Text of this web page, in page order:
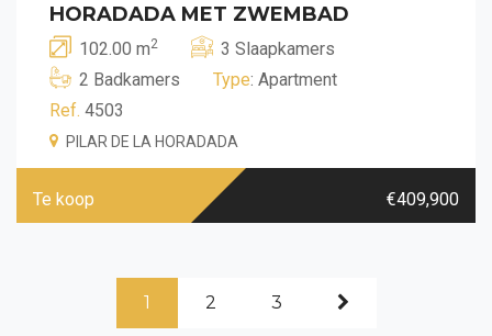
HORADADA MET ZWEMBAD
102.00 m2
3 Slaapkamers
2 Badkamers
Type: Apartment
Ref. 4503
PILAR DE LA HORADADA
Te koop €409,900
1 2 3